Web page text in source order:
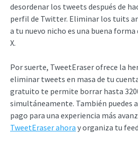
desordenar los tweets después de
perfil de Twitter. Eliminar los tuits
a tu nuevo nicho es una buena
X.
Por suerte, TweetEraser ofrece la
eliminar tweets en masa de tu
gratuito te permite borrar hasta
simultáneamente. También puedes
pago para una experiencia más
TweetEraser ahora y organiza tu